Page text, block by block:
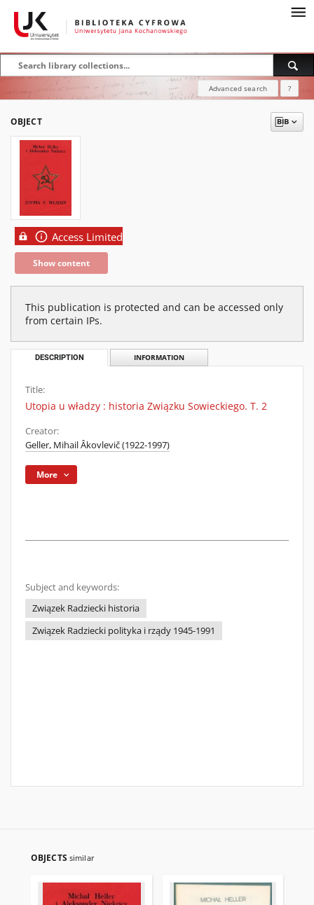
Advanced search ?
OBJECT
Access Limited
Show content
This publication is protected and can be accessed only
from certain IPs.
DESCRIPTION INFORMATION
Title:
Utopia u władzy : historia Związku Sowieckiego. T. 2
Creator:
Geller, Mihail Âkovlevič (1922-1997)
More
Subject and keywords:
Związek Radziecki historia
Związek Radziecki polityka i rządy 1945-1991
OBJECTS similar